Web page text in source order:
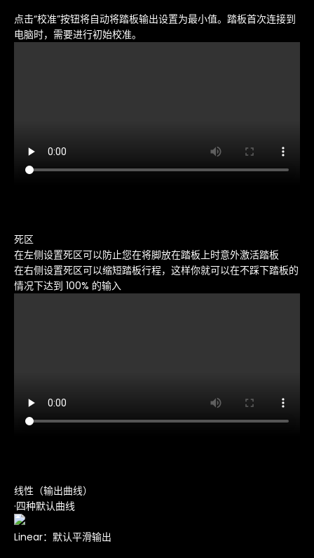
点击“校准”按钮将自动将踏板输出设置为最小值。踏板首次连接到
电脑时，需要进行初始校准。
死区
在左侧设置死区可以防止您在将脚放在踏板上时意外激活踏板
在右侧设置死区可以缩短踏板行程，这样你就可以在不踩下踏板的
情况下达到 100% 的输入
线性（输出曲线）
·四种默认曲线
Linear： 默认平滑输出